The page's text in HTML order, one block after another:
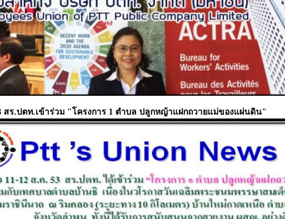
สร.ปตท.เข้าร่วม "โครงการ 1 ตำบล ปลูกหญ้าแฝกถวายแม่ของแผ่นดิน"